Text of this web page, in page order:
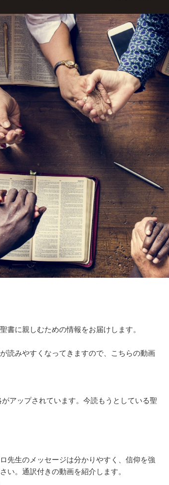
書に親しむための情報をお届けします。
読みやすくなってきますので、こちらの動画
アップされています。今読もうとしている聖
先生のメッセージは分かりやすく、信仰を強
い。通訳付きの動画を紹介します。